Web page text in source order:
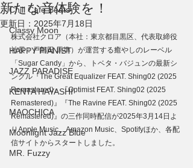
Chill Cafe Beats
Classy Moon
HAPPY PIANIST
JAZZ PARADISE
KENTA HAYASHI
MAOCHICA
Moonlight Jazz Blue
MR. Fuzzy
新たな音体験を！
更新日： 2025年7月18日
株式会社クロア（本社：東京都目黒区、代表取締役
社⻑：戸部田 馬準）が運営する癒やしのレーベル
「Sugar Candy」から、トベタ・バジュンの最新シ
ングル『The Great Equalizer FEAT. Shing02 (2025
Remastered)』『Optimist FEAT. Shing02 (2025
Remastered)』『The Ravine FEAT. Shing02 (2025
Remastered)』の三作同時配信が2025年3月14日よ
りApple Music、Amazon Music、Spotifyほか、各配
信サイトからスタートしました。